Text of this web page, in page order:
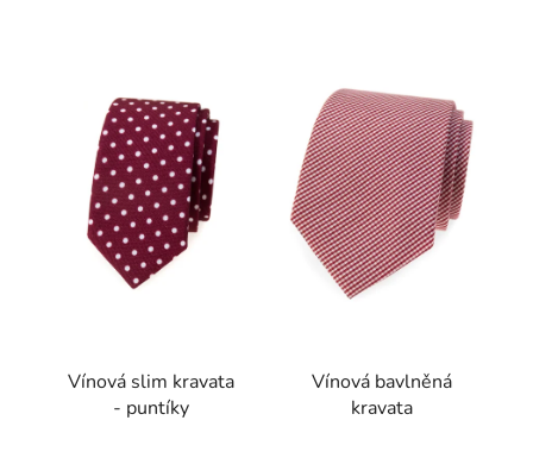
Vínová slim kravata
- puntíky
Vínová bavlněná
kravata